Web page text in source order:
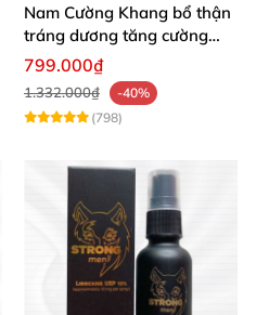
Nam Cường Khang bổ thận
tráng dương tăng cường
sinh lực bền lâu
799.000₫
1.332.000₫
-40%
(798)